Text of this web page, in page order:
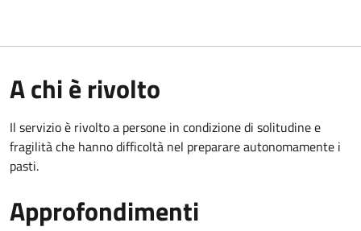
A chi è rivolto
Il servizio è rivolto a persone in condizione di solitudine e
fragilità che hanno difficoltà nel preparare autonomamente i
pasti.
Approfondimenti